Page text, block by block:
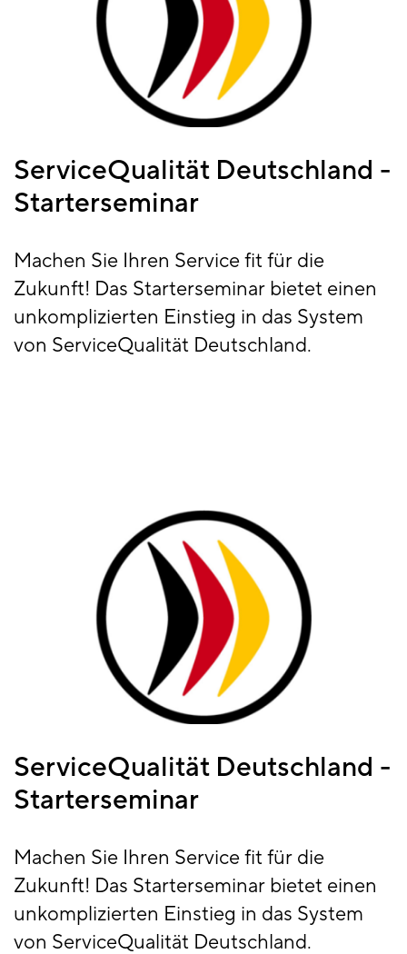
ServiceQualität Deutschland -
Starterseminar
Machen Sie Ihren Service fit für die
Zukunft! Das Starterseminar bietet einen
unkomplizierten Einstieg in das System
von ServiceQualität Deutschland.
ServiceQualität Deutschland -
Starterseminar
Machen Sie Ihren Service fit für die
Zukunft! Das Starterseminar bietet einen
unkomplizierten Einstieg in das System
von ServiceQualität Deutschland.